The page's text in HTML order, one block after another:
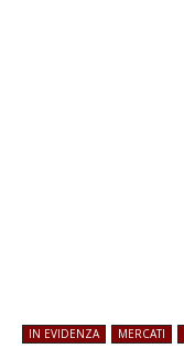
IN EVIDENZA MERCATI